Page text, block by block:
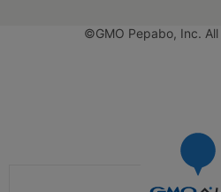
©GMO Pepabo, Inc.